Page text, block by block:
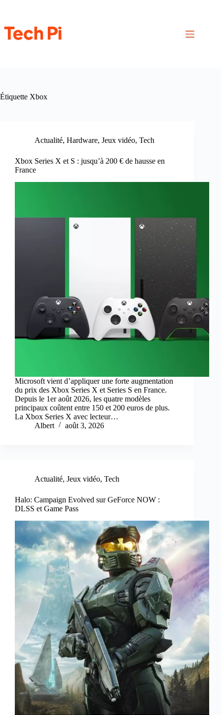
Étiquette Xbox
Actualité, Hardware, Jeux vidéo, Tech
Xbox Series X et S : jusqu’à 200 € de hausse en
France
Microsoft vient d’appliquer une forte augmentation
du prix des Xbox Series X et Series S en France.
Depuis le 1er août 2026, les quatre modèles
principaux coûtent entre 150 et 200 euros de plus.
La Xbox Series X avec lecteur…
Albert
août 3, 2026
Actualité, Jeux vidéo, Tech
Halo: Campaign Evolved sur GeForce NOW :
DLSS et Game Pass